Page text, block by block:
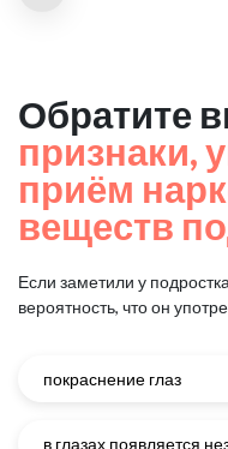
Обратите
признаки,
приём
веществ
Если заметили у
вероятность, что он
покраснение глаз
в глазах появляется